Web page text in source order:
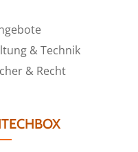
& Technik
& Recht